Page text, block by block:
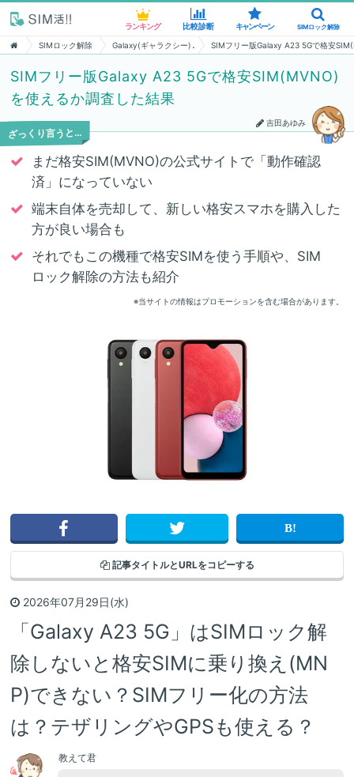
ランキング 比較診断 キャンペーン SIMロック解除
SIMロック解除 Galaxy(ギャラクシー) SIMフリー版Galaxy A23 5Gで格安
SIMフリー版Galaxy A23 5Gで格安SIM(MVNO)
を使えるか調査した結果
吉田あゆみ
ざっくり言うと…
まだ格安SIM(MVNO)の公式サイトで「動作確認
済」になっていない
端末自体を売却して、新しい格安スマホを購入した
方が良い場合も
それでもこの機種で格安SIMを使う手順や、SIM
ロック解除の方法も紹介
※当サイトの情報はプロモーションを含む場合があります。
記事タイトルとURLをコピーする
2026年07月29日(水)
「Galaxy A23 5G」はSIMロック解
除しないと格安SIMに乗り換え(MN
P)できない？SIMフリー化の方法
は？テザリングやGPSも使える？
教えて君
ランキング 比較診断 キャンペーン SIMロック解除